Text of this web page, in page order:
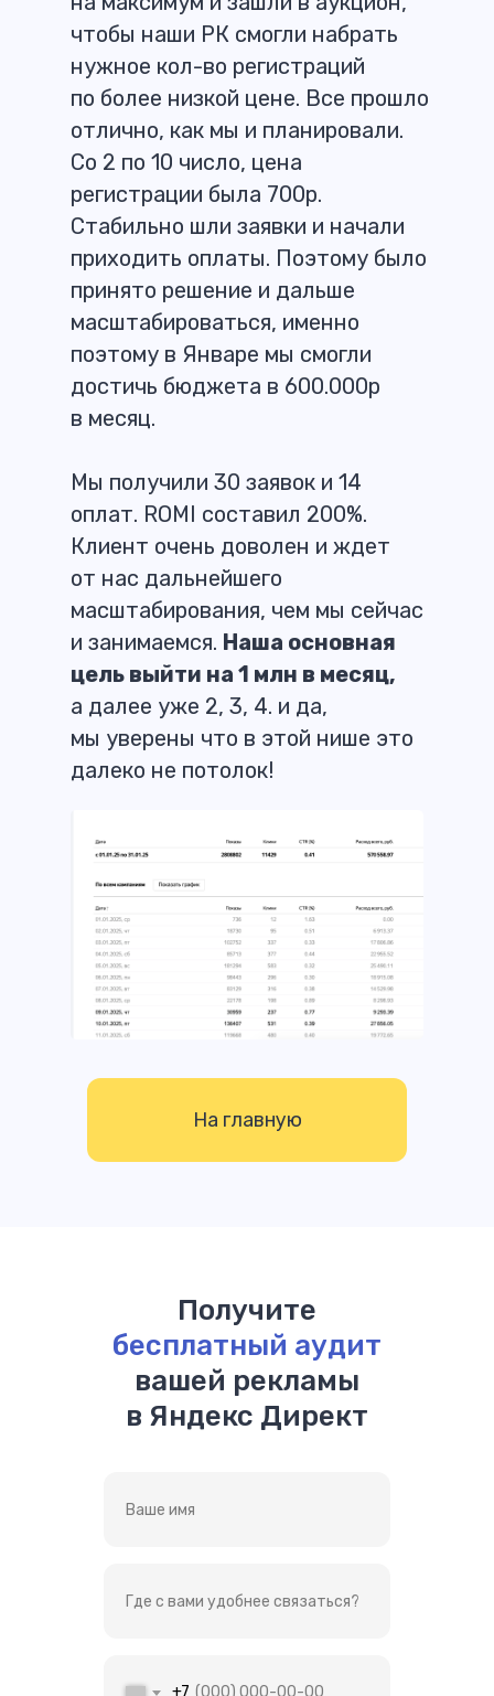
На главную
чтобы наши РК смогли набрать
нужное кол-во регистраций
по более низкой цене. Все прошло
отлично, как мы и планировали.
Со 2 по 10 число, цена
регистрации была 700р.
Стабильно шли заявки и начали
приходить оплаты. Поэтому было
принято решение и дальше
масштабироваться, именно
поэтому в Январе мы смогли
достичь бюджета в 600.000р
в месяц.
Мы получили 30 заявок и 14
оплат. ROMI составил 200%.
Клиент очень доволен и ждет
от нас дальнейшего
масштабирования, чем мы сейчас
и занимаемся. Наша основная
цель выйти на 1 млн в месяц,
а далее уже 2, 3, 4. и да,
мы уверены что в этой нише это
далеко не потолок!
+7
Получить бесплатный аудит
Получите
бесплатный аудит
вашей рекламы
в Яндекс Директ